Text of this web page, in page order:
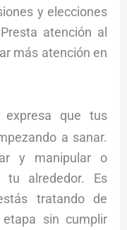
y elecciones
atención al
más atención en
expresa que tus
a sanar.
y manipular o
alrededor. Es
tratando de
sin cumplir